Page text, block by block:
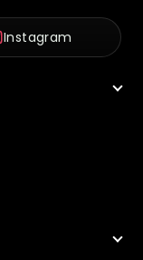
Instagram